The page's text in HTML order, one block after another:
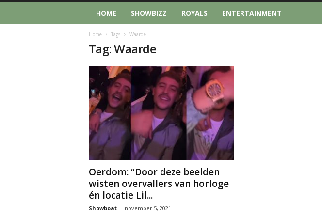
HOME SHOWBIZZ ROYALS ENTERTAINMENT
Home Tags Waarde
Tag: Waarde
Oerdom: “Door deze beelden
wisten overvallers van horloge
én locatie Lil...
Showboat - november 5, 2021